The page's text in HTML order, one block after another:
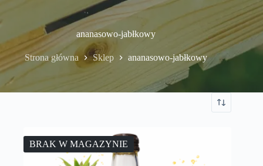
ananasowo-jabłkowy
Strona główna Sklep ananasowo-jabłkowy
BRAK W MAGAZYNIE